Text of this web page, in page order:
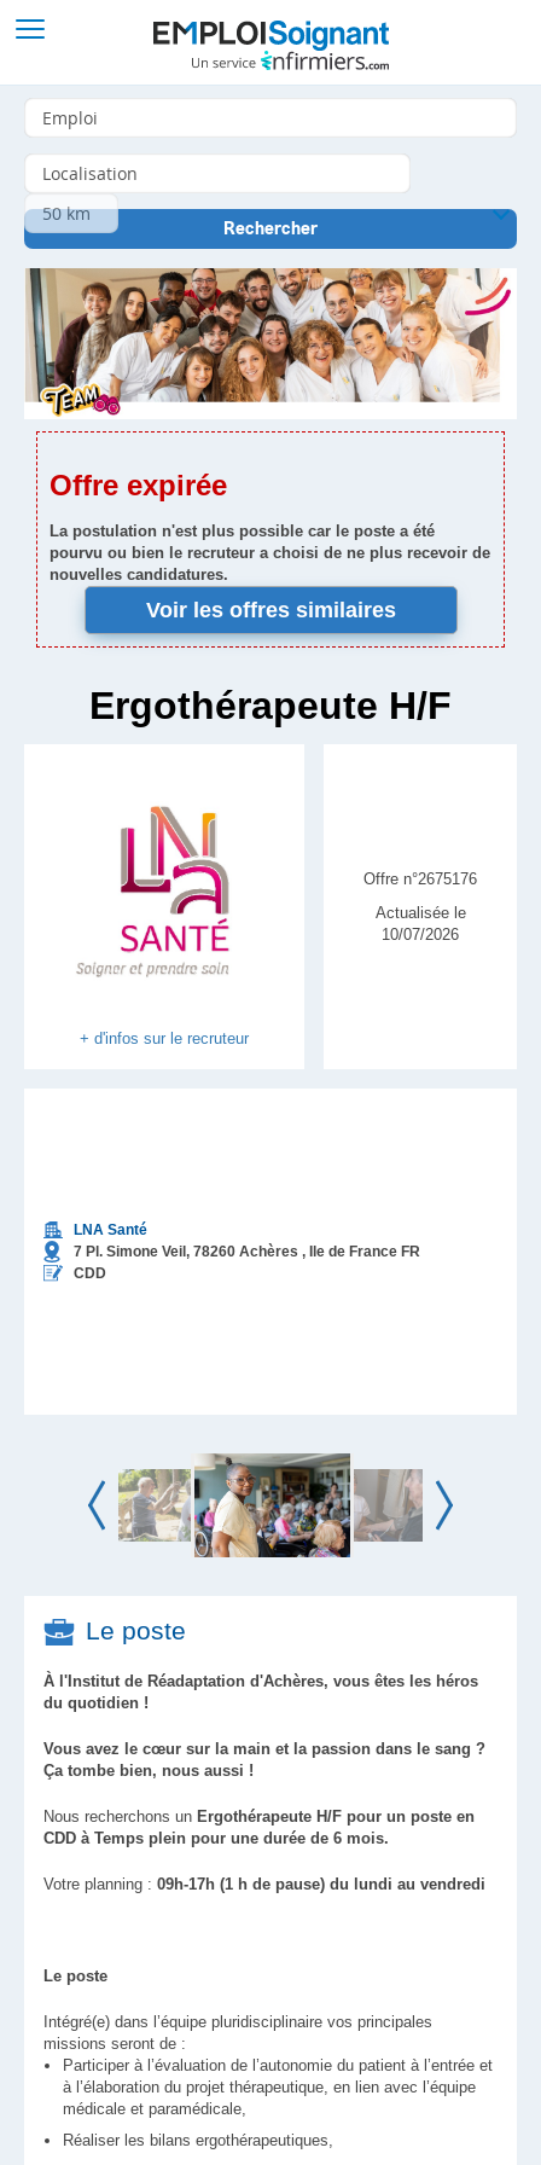
Offre expirée
La postulation n'est plus possible car le poste a été
pourvu ou bien le recruteur a choisi de ne plus recevoir de
nouvelles candidatures.
Voir les offres similaires
Ergothérapeute H/F
+ d'infos sur le recruteur
LNA Santé
7 Pl. Simone Veil, 78260 Achères , Ile de France FR
CDD
Offre n°2675176
Actualisée le
10/07/2026
Le poste
À l'Institut de Réadaptation d'Achères, vous êtes les héros
du quotidien !
Vous avez le cœur sur la main et la passion dans le sang ?
Ça tombe bien, nous aussi !
Nous recherchons un Ergothérapeute H/F pour un poste en
CDD à Temps plein pour une durée de 6 mois.
Votre planning : 09h-17h (1 h de pause) du lundi au vendredi
Le poste
Intégré(e) dans l’équipe pluridisciplinaire vos principales
missions seront de :
Participer à l’évaluation de l’autonomie du patient à l’entrée et
à l’élaboration du projet thérapeutique, en lien avec l’équipe
médicale et paramédicale,
Réaliser les bilans ergothérapeutiques,